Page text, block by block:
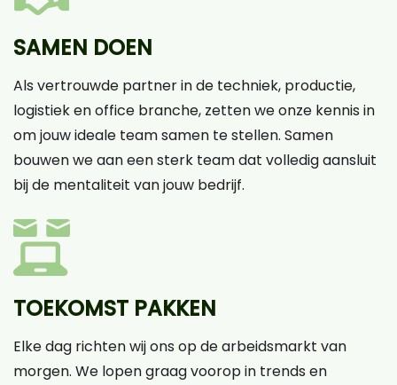
SAMEN DOEN
Als vertrouwde partner in de techniek, productie,
logistiek en office branche, zetten we onze kennis in
om jouw ideale team samen te stellen. Samen
bouwen we aan een sterk team dat volledig aansluit
bij de mentaliteit van jouw bedrijf.
TOEKOMST PAKKEN
Elke dag richten wij ons op de arbeidsmarkt van
morgen. We lopen graag voorop in trends en